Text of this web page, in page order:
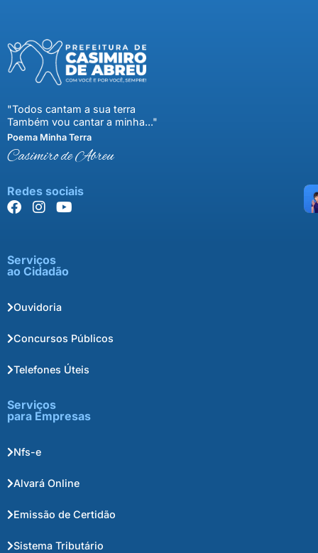
"Todos cantam a sua terra
Também vou cantar a minha..."
Poema Minha Terra
Casimiro de Abreu
Redes sociais
Serviços
ao Cidadão
Ouvidoria
Concursos Públicos
Telefones Úteis
Serviços
para Empresas
Nfs-e
Alvará Online
Emissão de Certidão
Sistema Tributário